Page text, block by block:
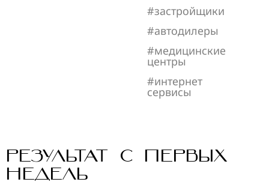
застройщики
автодилеры
медицинские
центры
интернет
сервисы
РЕЗУЛЬТАТ С ПЕРВЫХ
НЕДЕЛЬ